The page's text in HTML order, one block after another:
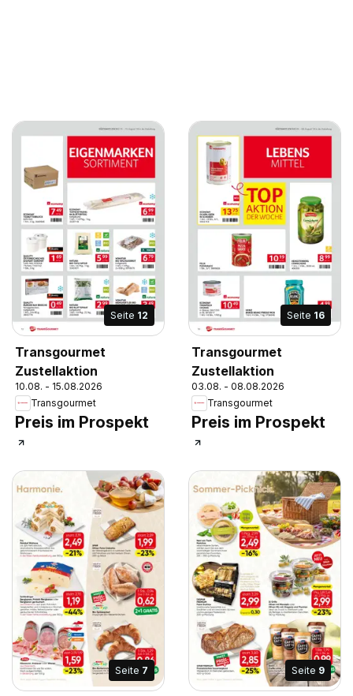
Seite 12
Transgourmet
Zustellaktion
10.08. - 15.08.2026
Transgourmet
Preis im Prospekt
Seite 16
Transgourmet
Zustellaktion
03.08. - 08.08.2026
Transgourmet
Preis im Prospekt
Seite 7 Seite 9